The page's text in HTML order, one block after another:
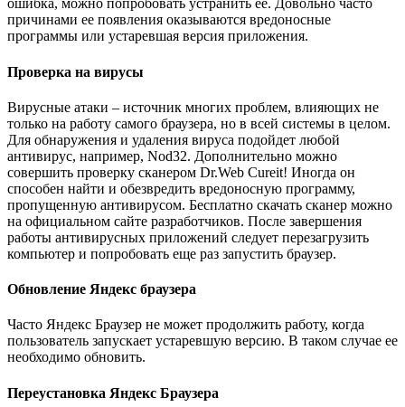
ошибка, можно попробовать устранить ее. Довольно часто
причинами ее появления оказываются вредоносные
программы или устаревшая версия приложения.
Проверка на вирусы
Вирусные атаки – источник многих проблем, влияющих не
только на работу самого браузера, но в всей системы в целом.
Для обнаружения и удаления вируса подойдет любой
антивирус, например, Nod32. Дополнительно можно
совершить проверку сканером Dr.Web Cureit! Иногда он
способен найти и обезвредить вредоносную программу,
пропущенную антивирусом. Бесплатно скачать сканер можно
на официальном сайте разработчиков. После завершения
работы антивирусных приложений следует перезагрузить
компьютер и попробовать еще раз запустить браузер.
Обновление Яндекс браузера
Часто Яндекс Браузер не может продолжить работу, когда
пользователь запускает устаревшую версию. В таком случае ее
необходимо обновить.
Переустановка Яндекс Браузера